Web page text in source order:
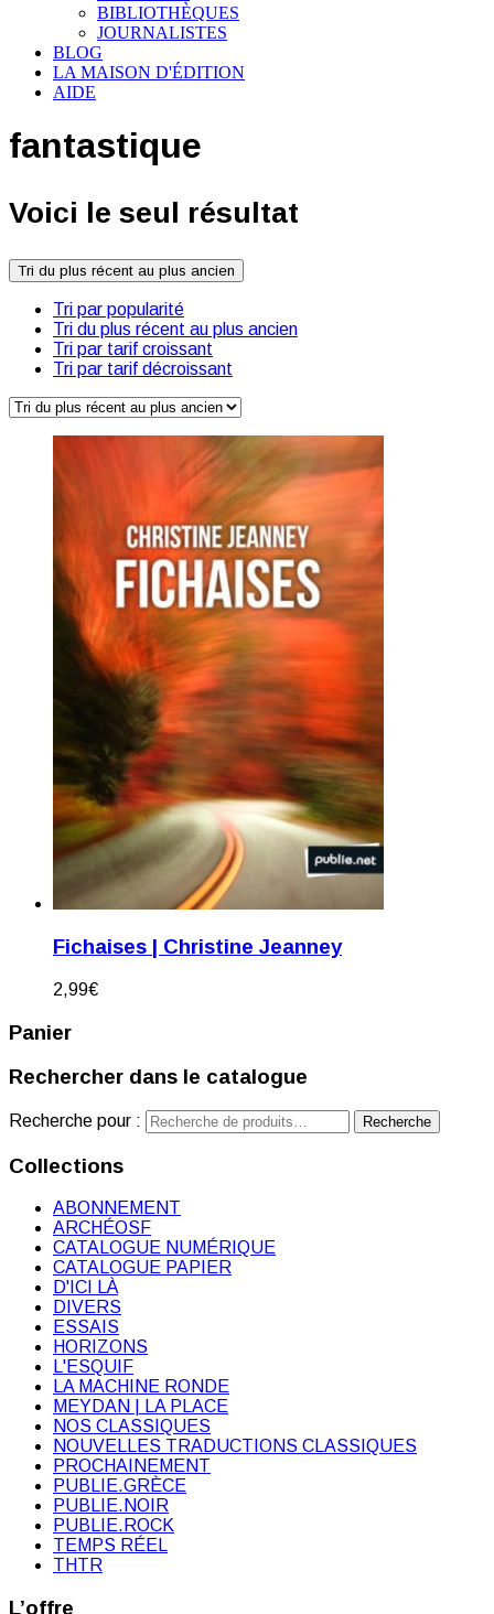
BIBLIOTHÈQUES
JOURNALISTES
BLOG
LA MAISON D'ÉDITION
AIDE
fantastique
Voici le seul résultat
Tri du plus récent au plus ancien
Tri par popularité
Tri du plus récent au plus ancien
Tri par tarif croissant
Tri par tarif décroissant
Fichaises | Christine Jeanney
2,99€
Panier
Rechercher dans le catalogue
Recherche pour : Recherche
Collections
ABONNEMENT
ARCHÉOSF
CATALOGUE NUMÉRIQUE
CATALOGUE PAPIER
D'ICI LÀ
DIVERS
ESSAIS
HORIZONS
L'ESQUIF
LA MACHINE RONDE
MEYDAN | LA PLACE
NOS CLASSIQUES
NOUVELLES TRADUCTIONS CLASSIQUES
PROCHAINEMENT
PUBLIE.GRÈCE
PUBLIE.NOIR
PUBLIE.ROCK
TEMPS RÉEL
THTR
L’offre